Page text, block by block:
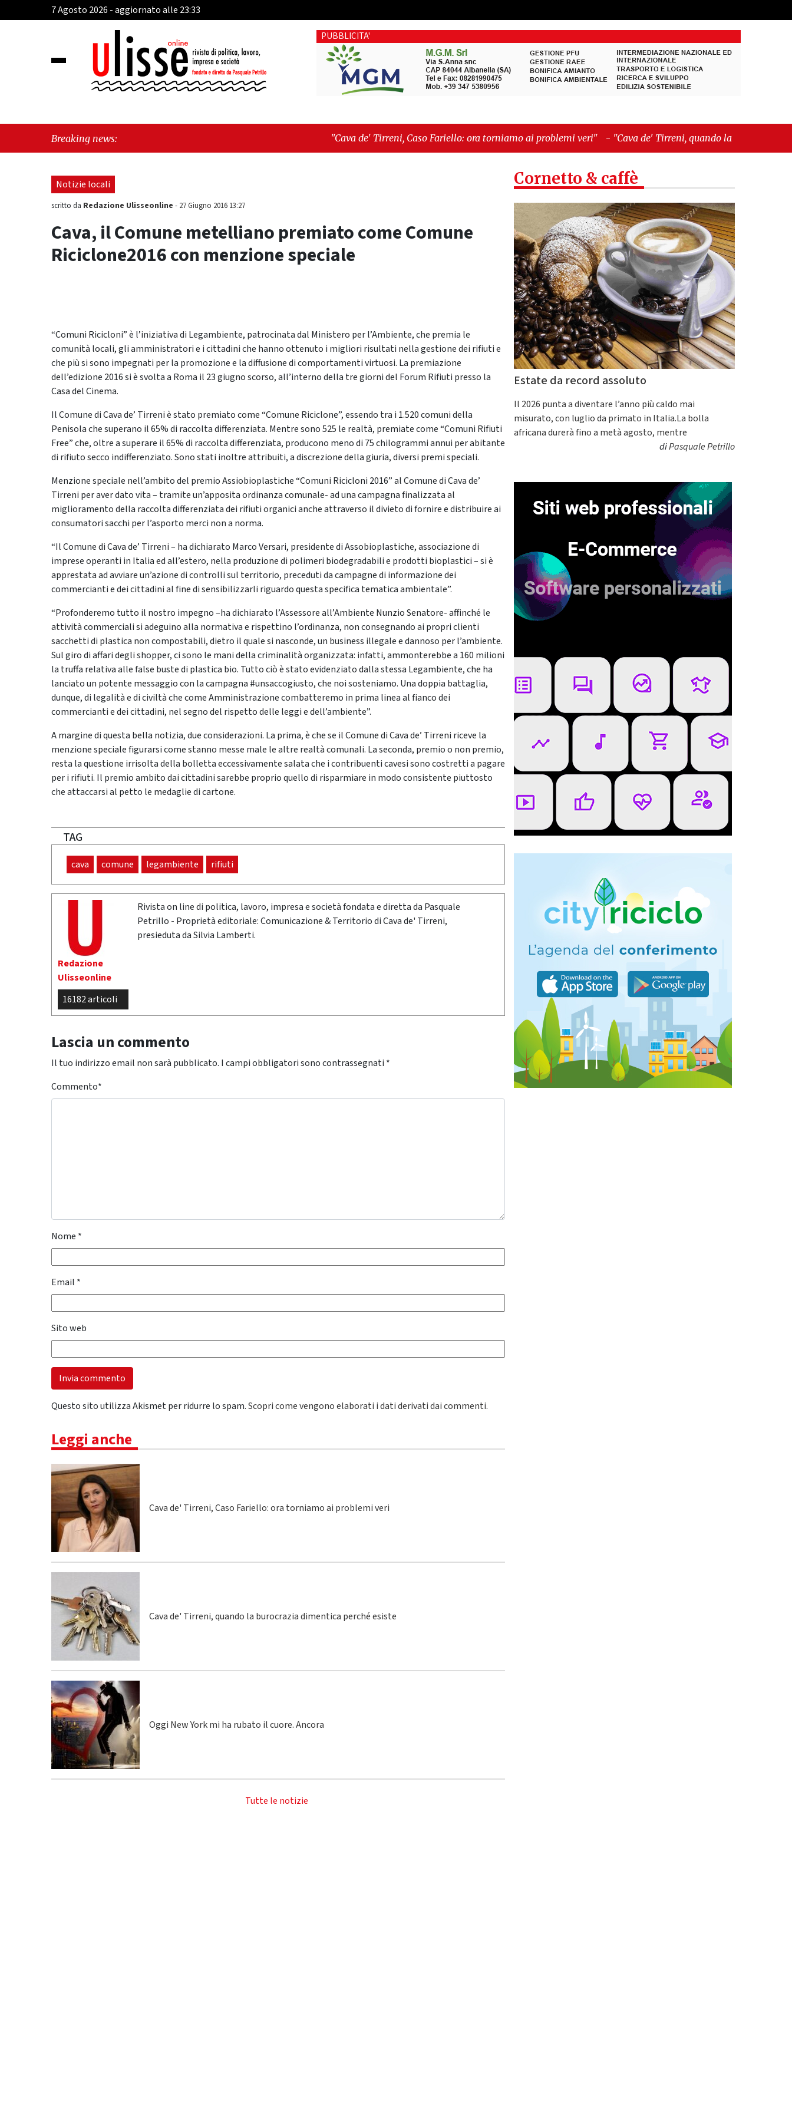
7 Agosto 2026 - aggiornato alle 23:33
PUBBLICITA'
Breaking news: "Cava de' Tirreni, Caso Fariello: ora torniamo ai problemi veri" -"Cava de' Tirreni, quando la burocrazia
dimentica perché esiste"
Notizie locali
scritto da Redazione Ulisseonline - 27 Giugno 2016 13:27
Cava, il Comune metelliano premiato come Comune
Riciclone2016 con menzione speciale
“Comuni Ricicloni” è l’iniziativa di Legambiente, patrocinata dal Ministero per l’Ambiente, che premia le
comunità locali, gli amministratori e i cittadini che hanno ottenuto i migliori risultati nella gestione dei rifiuti e
che più si sono impegnati per la promozione e la diffusione di comportamenti virtuosi. La premiazione
dell’edizione 2016 si è svolta a Roma il 23 giugno scorso, all’interno della tre giorni del Forum Rifiuti presso la
Casa del Cinema.
Il Comune di Cava de’ Tirreni è stato premiato come “Comune Riciclone”, essendo tra i 1.520 comuni della
Penisola che superano il 65% di raccolta differenziata. Mentre sono 525 le realtà, premiate come “Comuni Rifiuti
Free” che, oltre a superare il 65% di raccolta differenziata, producono meno di 75 chilogrammi annui per abitante
di rifiuto secco indifferenziato. Sono stati inoltre attribuiti, a discrezione della giuria, diversi premi speciali.
Menzione speciale nell’ambito del premio Assiobioplastiche “Comuni Ricicloni 2016” al Comune di Cava de’
Tirreni per aver dato vita – tramite un’apposita ordinanza comunale- ad una campagna finalizzata al
miglioramento della raccolta differenziata dei rifiuti organici anche attraverso il divieto di fornire e distribuire ai
consumatori sacchi per l’asporto merci non a norma.
“Il Comune di Cava de’ Tirreni – ha dichiarato Marco Versari, presidente di Assobioplastiche, associazione di
imprese operanti in Italia ed all’estero, nella produzione di polimeri biodegradabili e prodotti bioplastici – si è
apprestata ad avviare un’azione di controlli sul territorio, preceduti da campagne di informazione dei
commercianti e dei cittadini al fine di sensibilizzarli riguardo questa specifica tematica ambientale”.
“Profonderemo tutto il nostro impegno –ha dichiarato l’Assessore all’Ambiente Nunzio Senatore- affinché le
attività commerciali si adeguino alla normativa e rispettino l’ordinanza, non consegnando ai propri clienti
sacchetti di plastica non compostabili, dietro il quale si nasconde, un business illegale e dannoso per l’ambiente.
Sul giro di affari degli shopper, ci sono le mani della criminalità organizzata: infatti, ammonterebbe a 160 milioni
la truffa relativa alle false buste di plastica bio. Tutto ciò è stato evidenziato dalla stessa Legambiente, che ha
lanciato un potente messaggio con la campagna #unsaccogiusto, che noi sosteniamo. Una doppia battaglia,
dunque, di legalità e di civiltà che come Amministrazione combatteremo in prima linea al fianco dei
commercianti e dei cittadini, nel segno del rispetto delle leggi e dell’ambiente”.
A margine di questa bella notizia, due considerazioni. La prima, è che se il Comune di Cava de’ Tirreni riceve la
menzione speciale figurarsi come stanno messe male le altre realtà comunali. La seconda, premio o non premio,
resta la questione irrisolta della bolletta eccessivamente salata che i contribuenti cavesi sono costretti a pagare
per i rifiuti. Il premio ambito dai cittadini sarebbe proprio quello di risparmiare in modo consistente piuttosto
che attaccarsi al petto le medaglie di cartone.
TAG
cava comune legambiente rifiuti
Redazione
Ulisseonline
16182 articoli
Rivista on line di politica, lavoro, impresa e società fondata e diretta da Pasquale
Petrillo - Proprietà editoriale: Comunicazione & Territorio di Cava de' Tirreni,
presieduta da Silvia Lamberti.
Lascia un commento
Il tuo indirizzo email non sarà pubblicato. I campi obbligatori sono contrassegnati *
Commento*
Nome *
Email *
Sito web
Questo sito utilizza Akismet per ridurre lo spam.Scopri come vengono elaborati i dati derivati dai commenti.
Leggi anche
Cava de' Tirreni, Caso Fariello: ora torniamo ai problemi veri
Cava de' Tirreni, quando la burocrazia dimentica perché esiste
Oggi New York mi ha rubato il cuore. Ancora
Tutte le notizie
Cornetto & caffè
Estate da record assoluto
Il 2026 punta a diventare l’anno più caldo mai
misurato, con luglio da primato in Italia.La bolla
africana durerà fino a metà agosto, mentre
diPasquale Petrillo